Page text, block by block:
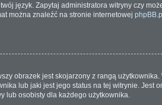
język. Zapytaj administratora witryny czy
można znaleźć na stronie internetowej
obrazek jest skojarzony z rangą użytkownika.
lub jaki jest jego status na tej witrynie. Jest
lub osobisty dla każdego użytkownika.